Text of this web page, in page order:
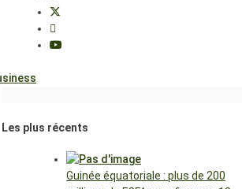
Les plus récents
Guinée équatoriale : plus de 200